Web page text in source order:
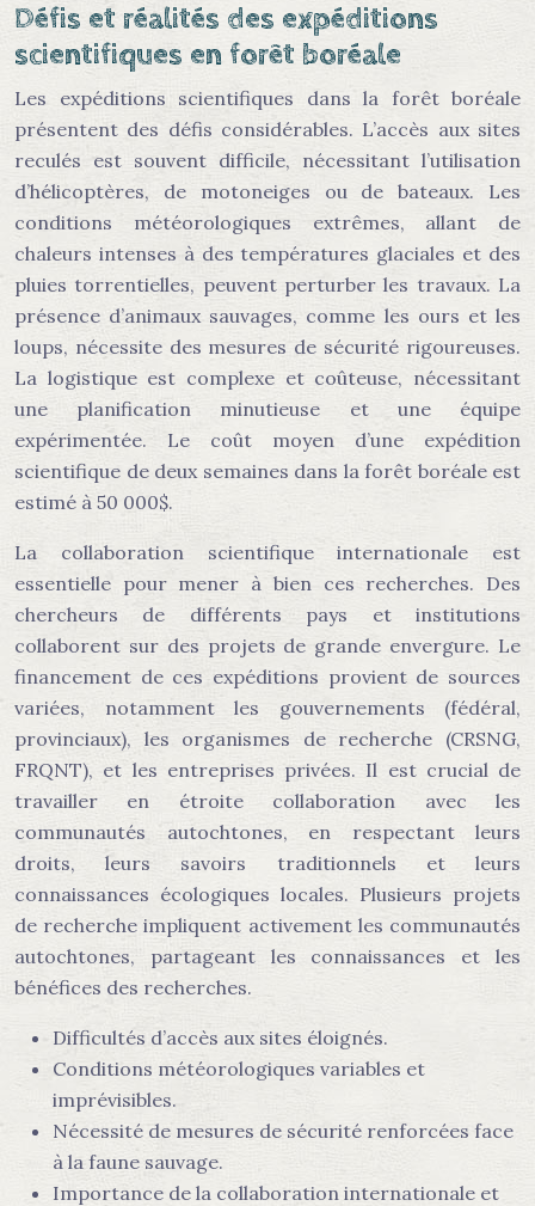
Défis et réalités des expéditions
scientifiques en forêt boréale
Les expéditions scientifiques dans la forêt boréale
présentent des défis considérables. L’accès aux sites
reculés est souvent difficile, nécessitant l’utilisation
d’hélicoptères, de motoneiges ou de bateaux. Les
conditions météorologiques extrêmes, allant de
chaleurs intenses à des températures glaciales et des
pluies torrentielles, peuvent perturber les travaux. La
présence d’animaux sauvages, comme les ours et les
loups, nécessite des mesures de sécurité rigoureuses.
La logistique est complexe et coûteuse, nécessitant
une planification minutieuse et une équipe
expérimentée. Le coût moyen d’une expédition
scientifique de deux semaines dans la forêt boréale est
estimé à 50 000$.
La collaboration scientifique internationale est
essentielle pour mener à bien ces recherches. Des
chercheurs de différents pays et institutions
collaborent sur des projets de grande envergure. Le
financement de ces expéditions provient de sources
variées, notamment les gouvernements (fédéral,
provinciaux), les organismes de recherche (CRSNG,
FRQNT), et les entreprises privées. Il est crucial de
travailler en étroite collaboration avec les
communautés autochtones, en respectant leurs
droits, leurs savoirs traditionnels et leurs
connaissances écologiques locales. Plusieurs projets
de recherche impliquent activement les communautés
autochtones, partageant les connaissances et les
bénéfices des recherches.
Difficultés d’accès aux sites éloignés.
Conditions météorologiques variables et
imprévisibles.
Nécessité de mesures de sécurité renforcées face
à la faune sauvage.
Importance de la collaboration internationale et